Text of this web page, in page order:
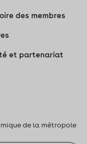
des membres
et partenariat
de la métropole